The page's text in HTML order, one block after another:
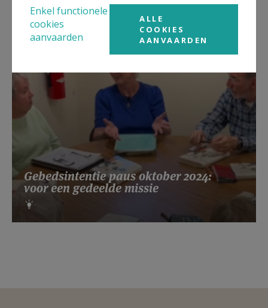
Gebedsintentie paus oktober 2024:
voor een gedeelde missie
Enkel functionele
cookies
aanvaarden
ALLE
COOKIES
AANVAARDEN